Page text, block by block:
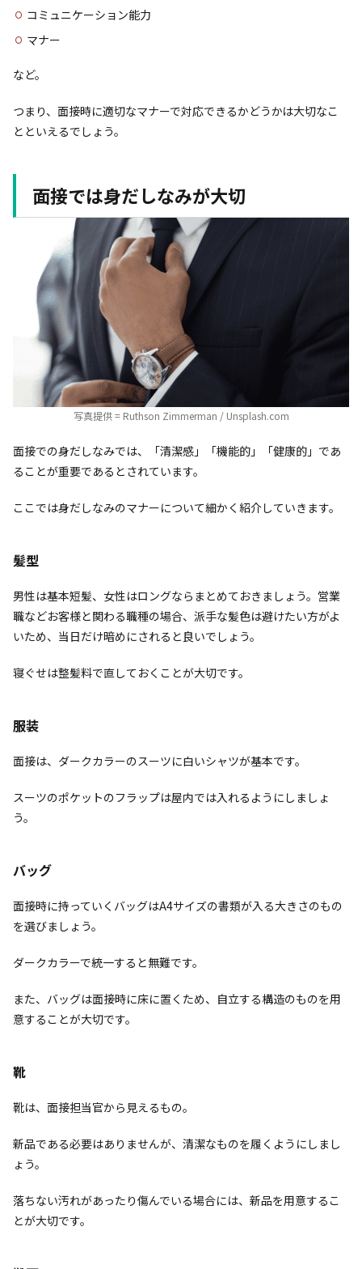
コミュニケーション能力
マナー
など。
つまり、面接時に適切なマナーで対応できるかどうかは大切なこ
とといえるでしょう。
面接では身だしなみが大切
写真提供 = Ruthson Zimmerman / Unsplash.com
面接での身だしなみでは、「清潔感」「機能的」「健康的」であ
ることが重要であるとされています。
ここでは身だしなみのマナーについて細かく紹介していきます。
髪型
男性は基本短髪、女性はロングならまとめておきましょう。営業
職などお客様と関わる職種の場合、派手な髪色は避けたい方がよ
いため、当日だけ暗めにされると良いでしょう。
寝ぐせは整髪料で直しておくことが大切です。
服装
面接は、ダークカラーのスーツに白いシャツが基本です。
スーツのポケットのフラップは屋内では入れるようにしましょ
う。
バッグ
面接時に持っていくバッグはA4サイズの書類が入る大きさのもの
を選びましょう。
ダークカラーで統一すると無難です。
また、バッグは面接時に床に置くため、自立する構造のものを用
意することが大切です。
靴
靴は、面接担当官から見えるもの。
新品である必要はありませんが、清潔なものを履くようにしまし
ょう。
落ちない汚れがあったり傷んでいる場合には、新品を用意するこ
とが大切です。